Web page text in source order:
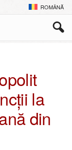
ROMÂNĂ
la
din